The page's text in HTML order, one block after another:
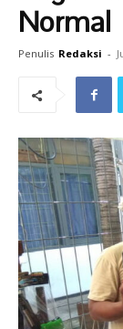
Normal
Penulis Redaksi -